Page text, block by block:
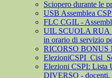
Sciopero durante le
USB Assemblea
FLC CGIL -
UIL SCUOLA RUA -
in orario di servizio
RICORSO
Elezioni CSPI:
DIVERSO - docenti,